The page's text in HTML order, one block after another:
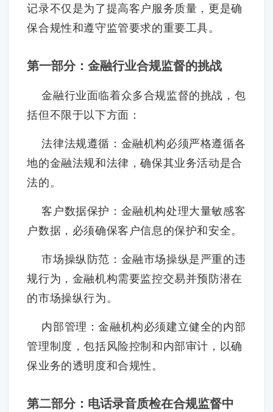
记录不仅是为了提高客户服务质量，更是确
保合规性和遵守监管要求的重要工具。
第一部分：金融行业合规监督的挑战
金融行业面临着众多合规监督的挑战，包
括但不限于以下方面：
法律法规遵循：金融机构必须严格遵循各
地的金融法规和法律，确保其业务活动是合
法的。
客户数据保护：金融机构处理大量敏感客
户数据，必须确保客户信息的保护和安全。
市场操纵防范：金融市场操纵是严重的违
规行为，金融机构需要监控交易并预防潜在
的市场操纵行为。
内部管理：金融机构必须建立健全的内部
管理制度，包括风险控制和内部审计，以确
保业务的透明度和合规性。
第二部分：电话录音质检在合规监督中